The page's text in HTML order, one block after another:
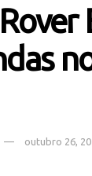
outubro 26,